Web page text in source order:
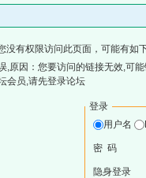
没有权限访问此页面，可能有如
,原因：您要访问的链接无效,可
会员,请先登录论坛
登录
用户名
密 码
隐身登录